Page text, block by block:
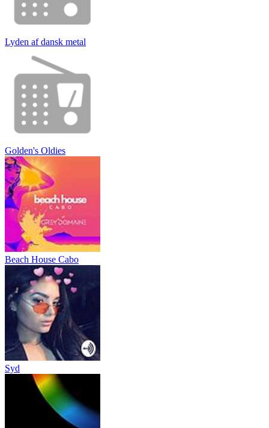
Lyden af dansk metal
Golden's Oldies
Beach House Cabo
Syd